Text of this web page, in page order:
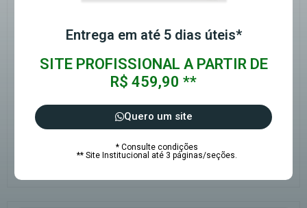
Entrega em até 5 dias úteis*
SITE PROFISSIONAL A PARTIR DE
R$ 459,90 **
Quero um site
* Consulte condições
** Site Institucional até 3 páginas/seções.